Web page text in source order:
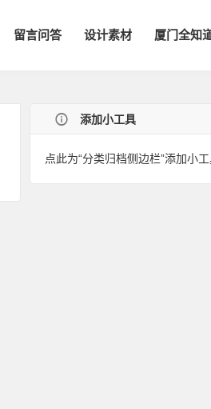
留言问答 设计素材 厦门全知
添加小工具
点此为“分类归档侧边栏”添加小